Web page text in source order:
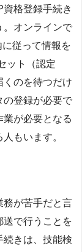
格登録手続き
。オンラインで
従って情報を
ット（認定
くのを待つだけ
の登録が必要で
が必要となる
もいます。
務が苦手だと言
送で行うことを
続きは、技能検